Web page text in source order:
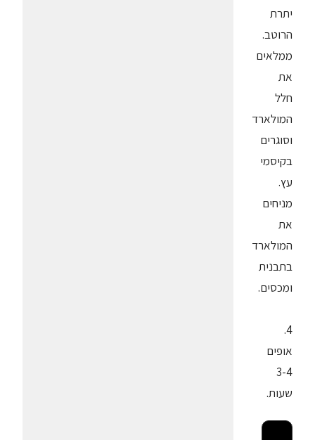
יתרת
הרוטב.
ממלאים
את
חלל
המולארד
וסוגרים
בקיסמי
עץ.
מניחים
את
המולארד
בתבנית
ומכסים.
4.
אופים
3-4
שעות.